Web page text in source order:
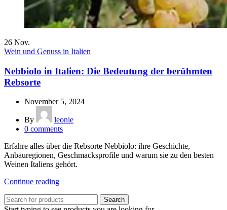
26 Nov.
Wein und Genuss in Italien
Nebbiolo in Italien: Die Bedeutung der berühmten
Rebsorte
November 5, 2024
By
leonie
0 comments
Erfahre alles über die Rebsorte Nebbiolo: ihre Geschichte,
Anbauregionen, Geschmacksprofile und warum sie zu den besten
Weinen Italiens gehört.
Continue reading
Search